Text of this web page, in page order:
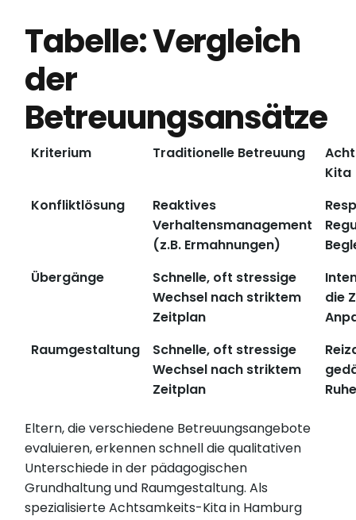
Tabelle: Vergleich
der
Betreuungsansätze
Kriterium Traditionelle Betreuung
Kita
Konfliktlösung
Reaktives
Verhaltensmanagement
(z.B. Ermahnungen)
Übergänge
Schnelle, oft stressige
Wechsel nach striktem
Zeitplan
die
Raumgestaltung
Schnelle, oft stressige
Wechsel nach striktem
Zeitplan
Eltern, die verschiedene Betreuungsangebote
evaluieren, erkennen schnell die qualitativen
Unterschiede in der pädagogischen
Grundhaltung und Raumgestaltung. Als
spezialisierte Achtsamkeits-Kita in Hamburg